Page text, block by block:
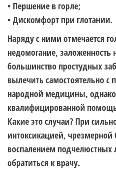
• Першение в горле;
• Дискомфорт при глотании.
Наряду с ними отмечается
недомогание,
большинство простудных
вылечить самостоятельно
народной медицины,
квалифицированной
Какие это случаи? При
интоксикацией,
воспалением
обратиться к врачу.